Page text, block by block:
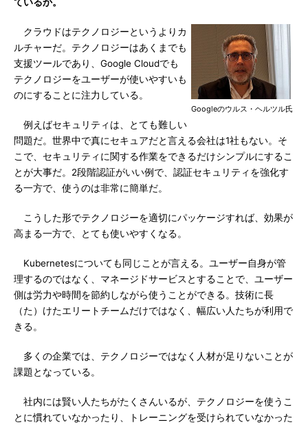
Googleのウルス・ヘルツル氏
クラウドはテクノロジーというよりカ
ルチャーだ。テクノロジーはあくまでも
支援ツールであり、Google Cloudでも
テクノロジーをユーザーが使いやすいも
のにすることに注力している。
例えばセキュリティは、とても難しい
問題だ。世界中で真にセキュアだと言える会社は1社もない。そ
こで、セキュリティに関する作業をできるだけシンプルにするこ
とが大事だ。2段階認証がいい例で、認証セキュリティを強化す
る一方で、使うのは非常に簡単だ。
こうした形でテクノロジーを適切にパッケージすれば、効果が
高まる一方で、とても使いやすくなる。
Kubernetesについても同じことが言える。ユーザー自身が管
理するのではなく、マネージドサービスとすることで、ユーザー
側は労力や時間を節約しながら使うことができる。技術に長
（た）けたエリートチームだけではなく、幅広い人たちが利用で
きる。
多くの企業では、テクノロジーではなく人材が足りないことが
課題となっている。
社内には賢い人たちがたくさんいるが、テクノロジーを使うこ
とに慣れていなかったり、トレーニングを受けられていなかった